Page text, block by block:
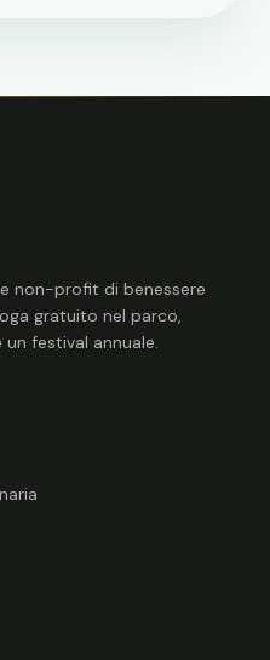
non-profit di benessere
gratuito nel parco,
festival annuale.